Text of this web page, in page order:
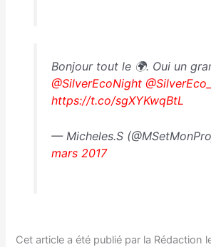
Bonjour tout le 🌍. Oui un
@SilverEcoNight
https://t.co/sgXYKwqBtL
— Micheles.S
mars 2017
Cet article a été publié par la Rédaction